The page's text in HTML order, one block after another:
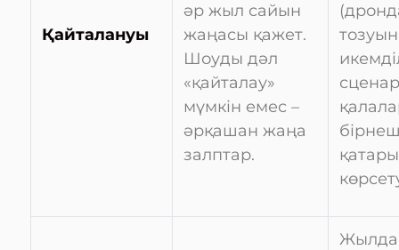
Қайталануы
әр жыл сайын
жаңасы қажет.
Шоуды дәл
«қайталау»
мүмкін емес –
әрқашан жаңа
залптар.